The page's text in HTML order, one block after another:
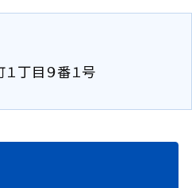
丁目９番１号